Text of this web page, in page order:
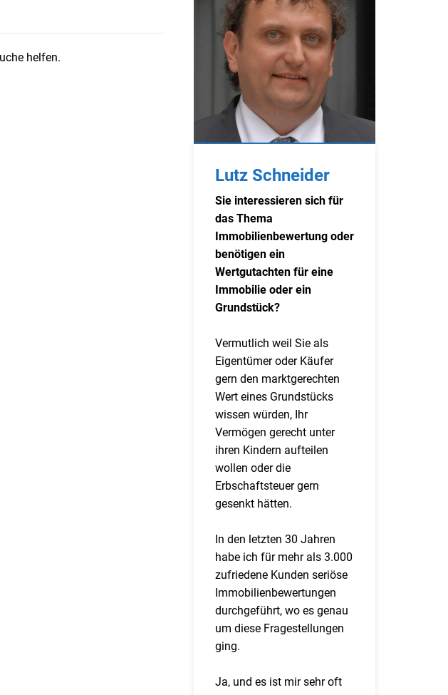
helfen.
Lutz Schneider
Sie interessieren sich für
das Thema
Immobilienbewertung oder
benötigen ein
Wertgutachten für eine
Immobilie oder ein
Grundstück?
Vermutlich weil Sie als
Eigentümer oder Käufer
gern den marktgerechten
Wert eines Grundstücks
wissen würden, Ihr
Vermögen gerecht unter
ihren Kindern aufteilen
wollen oder die
Erbschaftsteuer gern
gesenkt hätten.
In den letzten 30 Jahren
habe ich für mehr als 3.000
zufriedene Kunden seriöse
Immobilienbewertungen
durchgeführt, wo es genau
um diese Fragestellungen
ging.
Ja, und es ist mir sehr oft